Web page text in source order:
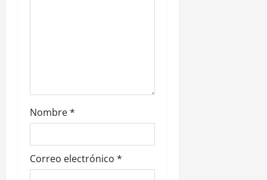
a
s
Nombre*
Correo electrónico *